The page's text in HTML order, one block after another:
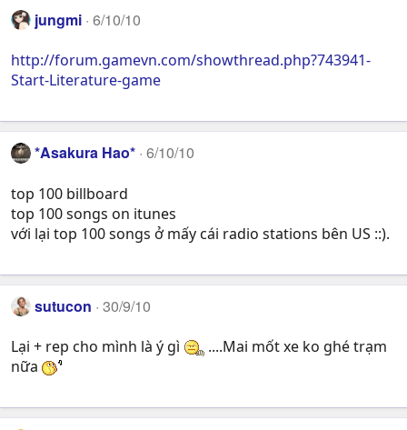
jungmi 6/10/10
http://forum.gamevn.com/showthread.php?743941-
Start-Literature-game
*Asakura Hao* 6/10/10
top 100 billboard
top 100 songs on itunes
với lại top 100 songs ở mấy cái radio stations bên US ::).
sutucon 30/9/10
Lại + rep cho mình là ý gì
....Mai mốt xe ko ghé trạm
nữa